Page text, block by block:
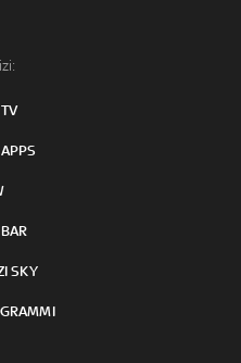
SKY